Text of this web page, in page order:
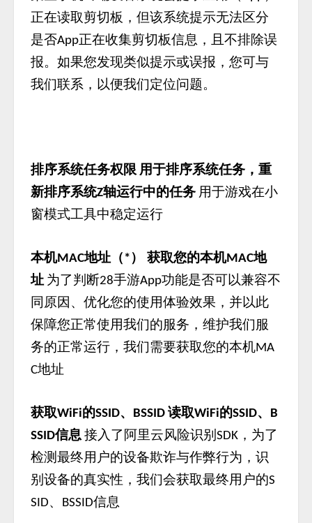
正在读取剪切板，但该系统提示无法区分
是否App正在收集剪切板信息，且不排除误
报。如果您发现类似提示或误报，您可与
我们联系，以便我们定位问题。
排序系统任务权限 用于排序系统任务，重
新排序系统Z轴运行中的任务 用于游戏在小
窗模式工具中稳定运行
本机MAC地址（ * ） 获取您的本机MAC地
址 为了判断28手游App功能是否可以兼容不
同原因、优化您的使用体验效果，并以此
保障您正常使用我们的服务，维护我们服
务的正常运行，我们需要获取您的本机MA
C地址
获取WiFi的SSID、 BSSID读取WiFi的SSID、 B
SSID信息 接入了阿里云风险识别SDK ，为了
检测最终用户的设备欺诈与作弊行为，识
别设备的真实性，我们会获取最终用户的S
SID、 BSSID信息